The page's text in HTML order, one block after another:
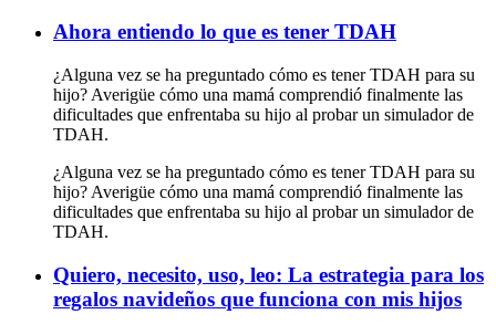
Ahora entiendo lo que es tener TDAH
¿Alguna vez se ha preguntado cómo es tener TDAH para su
hijo? Averigüe cómo una mamá comprendió finalmente las
dificultades que enfrentaba su hijo al probar un simulador de
TDAH.
¿Alguna vez se ha preguntado cómo es tener TDAH para su
hijo? Averigüe cómo una mamá comprendió finalmente las
dificultades que enfrentaba su hijo al probar un simulador de
TDAH.
Quiero, necesito, uso, leo: La estrategia para los
regalos navideños que funciona con mis hijos